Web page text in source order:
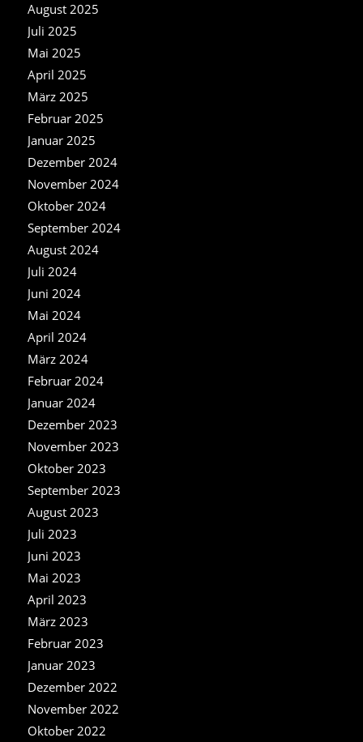
August 2025
Juli 2025
Mai 2025
April 2025
März 2025
Februar 2025
Januar 2025
Dezember 2024
November 2024
Oktober 2024
September 2024
August 2024
Juli 2024
Juni 2024
Mai 2024
April 2024
März 2024
Februar 2024
Januar 2024
Dezember 2023
November 2023
Oktober 2023
September 2023
August 2023
Juli 2023
Juni 2023
Mai 2023
April 2023
März 2023
Februar 2023
Januar 2023
Dezember 2022
November 2022
Oktober 2022